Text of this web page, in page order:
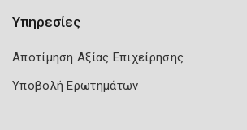
Υπηρεσίες
Αποτίμηση Αξίας Επιχείρησης
Υποβολή Ερωτημάτων